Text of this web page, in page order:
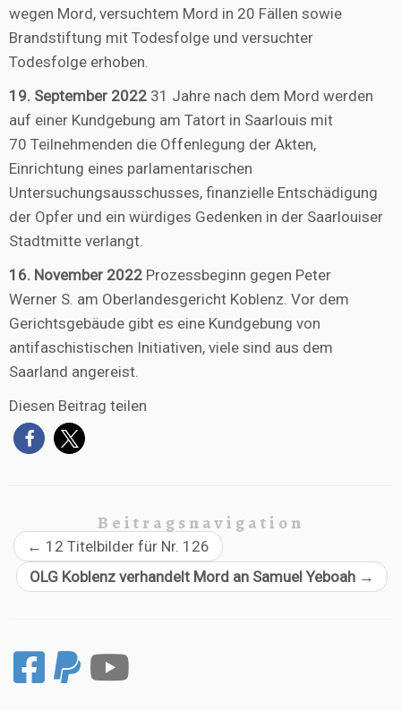
wegen Mord, versuchtem Mord in 20 Fällen sowie
Brandstiftung mit Todesfolge und versuchter
Todesfolge erhoben.
19. September 2022 31 Jahre nach dem Mord werden
auf einer Kundgebung am Tatort in Saarlouis mit
70 Teilnehmenden die Offenlegung der Akten,
Einrichtung eines parlamentarischen
Untersuchungsausschusses, finanzielle Entschädigung
der Opfer und ein würdiges Gedenken in der Saarlouiser
Stadtmitte verlangt.
16. November 2022 Prozessbeginn gegen Peter
Werner S. am Oberlandesgericht Koblenz. Vor dem
Gerichtsgebäude gibt es eine Kundgebung von
antifaschistischen Initiativen, viele sind aus dem
Saarland angereist.
Diesen Beitrag teilen
Beitragsnavigation
← 12 Titelbilder für Nr. 126
OLG Koblenz verhandelt Mord an Samuel Yeboah →